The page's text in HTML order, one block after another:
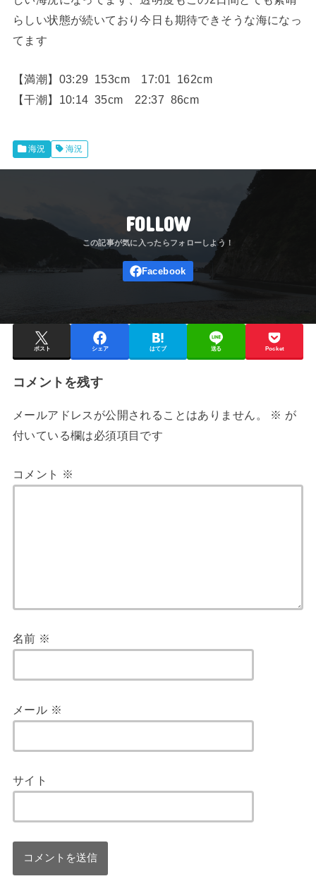
らしい状態が続いており今日も期待できそうな海になっ
てます
【満潮】03:29 153cm 17:01 162cm
【干潮】10:14 35cm 22:37 86cm
海況 海況
FOLLOW
ポスト シェア はてブ 送る Pocket
コメントを残す
メールアドレスが公開されることはありません。 ※ が
付いている欄は必須項目です
コメント ※
名前 ※
メール ※
サイト